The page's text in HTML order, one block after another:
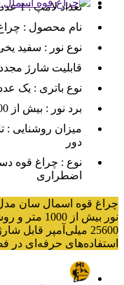
تعداد لامپ :1 عدد لامپ LED پرقدرت
نام محصول :
نوع نور : سفید
قابلیت شارژ
نوع باتری : یک عدد
برد نور : بیش از 1000 متر – پرتاب نور بسیار قوی و متمرکز
میزان روشنایی :
دور
نوع : چراغ قوه
اضطراری
25600 میلی‌آمپر
استفاده‌های حرفه‌ای در